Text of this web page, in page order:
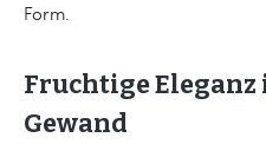
Form.
Fruchtige
Gewand